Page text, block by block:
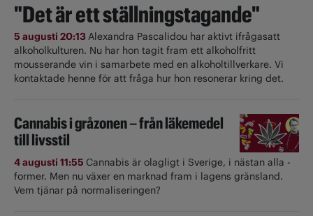
"Det är ett ställningstagande"
5 augusti 20:13Alexandra Pascalidou har aktivt ifrågasatt
alkoholkulturen. Nu har hon tagit fram ett alkoholfritt
mousserande vin i samarbete med en alkoholtillverkare. Vi
kontaktade henne för att fråga hur hon resonerar kring det.
Cannabis i gråzonen – från läkemedel
till livsstil
4 augusti 11:55 Cannabis är olagligt i ­Sverige, i nästan alla ­
former. Men nu växer en marknad fram i lagens gränsland.
Vem tjänar på normaliseringen?